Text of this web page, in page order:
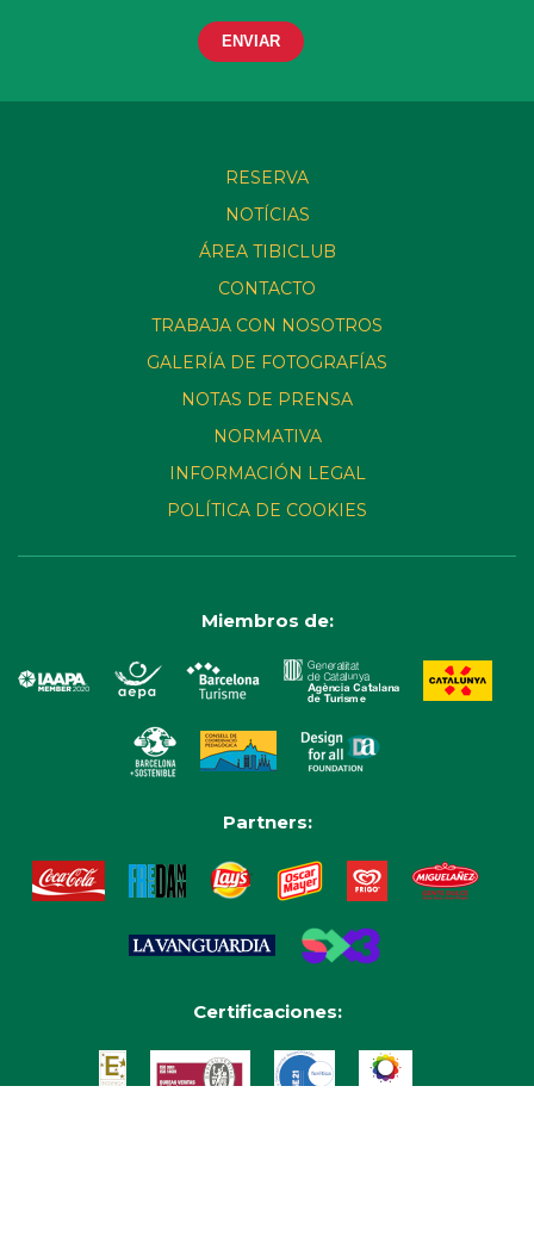
RESERVA
NOTÍCIAS
ÁREA TIBICLUB
CONTACTO
TRABAJA CON NOSOTROS
GALERÍA DE FOTOGRAFÍAS
NOTAS DE PRENSA
NORMATIVA
INFORMACIÓN LEGAL
POLÍTICA DE COOKIES
Miembros de:
Partners:
Certificaciones: